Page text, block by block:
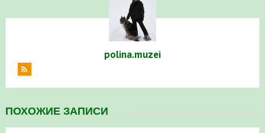
polina.muzei
ПОХОЖИЕ ЗАПИСИ